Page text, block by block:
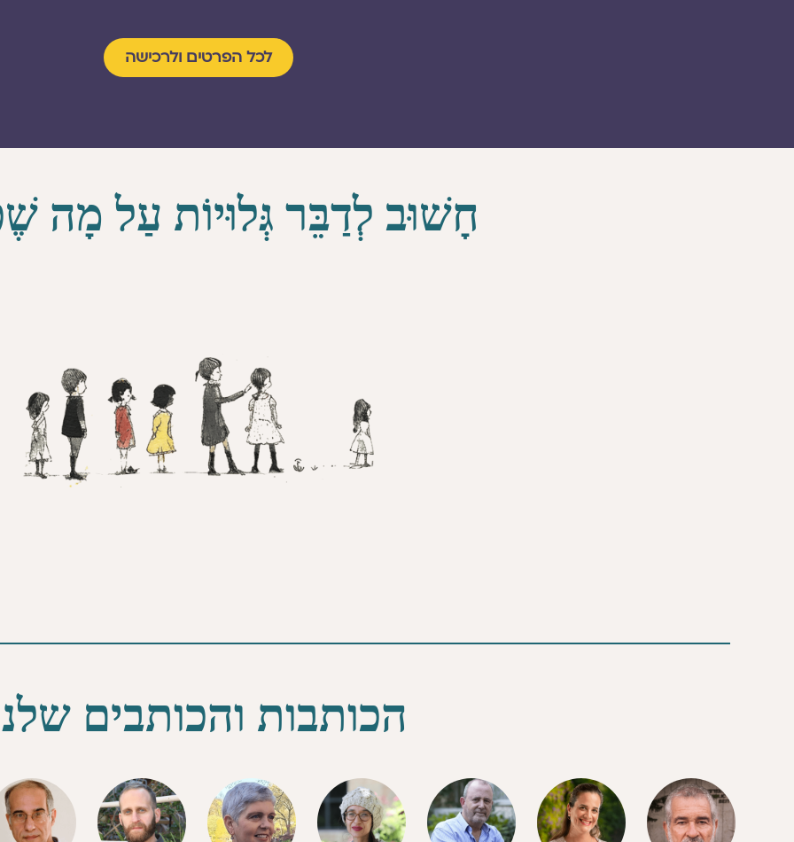
לכל הפרטים ולרכישה
חָשׁוּב לְדַבֵּר גְּלוּיוֹת עַל מָה
הכותבות והכותבים